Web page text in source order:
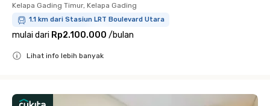
Kelapa Gading Timur, Kelapa Gading
1.1 km dari Stasiun LRT Boulevard Utara
mulai dari Rp2.100.000 /bulan
Lihat info lebih banyak